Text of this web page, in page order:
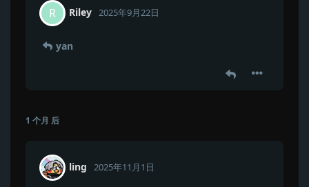
R Riley 2025年9月22日
yan
1 个月 后
ling 2025年11月1日